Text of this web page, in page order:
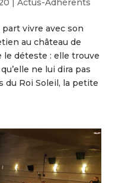
Actus-Adhérents
vivre avec son
au château de
le déteste : elle trouve
ne lui dira pas
du Roi Soleil, la petite